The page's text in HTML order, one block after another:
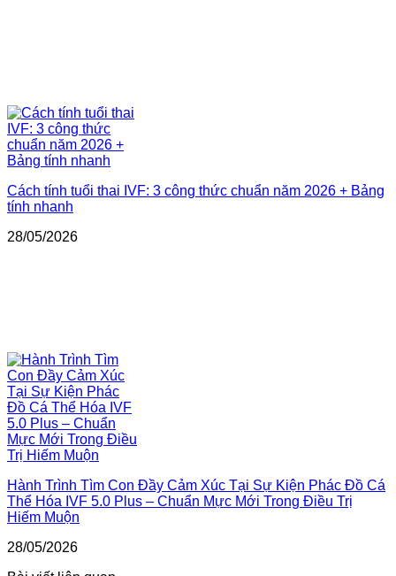
Cách tính tuổi thai IVF: 3 công thức chuẩn năm 2026 + Bảng
tính nhanh
28/05/2026
Hành Trình Tìm Con Đầy Cảm Xúc Tại Sự Kiện Phác Đồ Cá
Thể Hóa IVF 5.0 Plus – Chuẩn Mực Mới Trong Điều Trị
Hiếm Muộn
28/05/2026